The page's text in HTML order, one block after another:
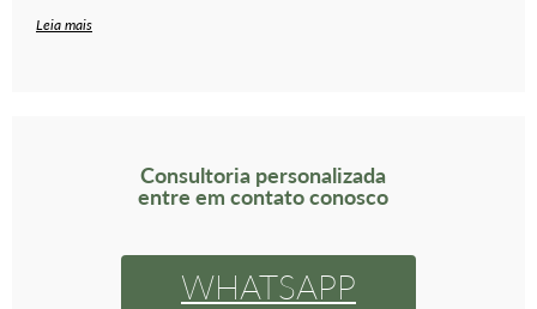
Leia mais
Consultoria personalizada
entre em contato conosco
WHATSAPP